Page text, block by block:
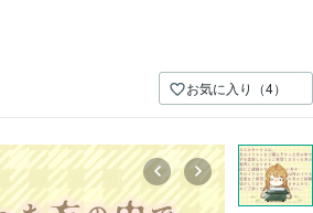
お気に入り（4）